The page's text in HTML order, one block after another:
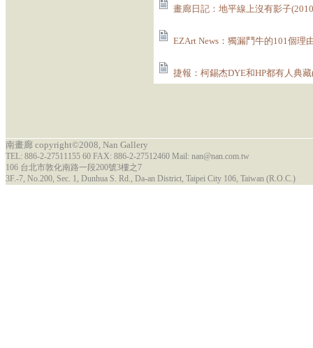
畫廊日記：地平線上沒有影子
EZArt News：獨漏鬥牛的101個理
捷報：柯錫杰DYE和HP都有人典
南畫廊 copyright©2008, Nan Gallery
TEL: 886-2-27511155 60 FAX: 886-2-27512460 Mail: nan@nan.com.tw
106 台北市敦化南路一段200號3樓之7
3F.-7, No.200, Sec. 1, Dunhua S. Rd., Da-an District, Taipei City 106, Taiwan (R.O.C.)